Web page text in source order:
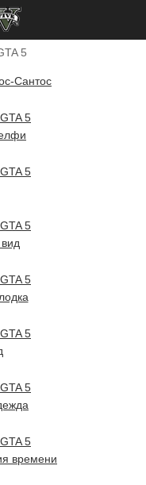
5
Сантос
5
5
5
5
5
5
5
времени